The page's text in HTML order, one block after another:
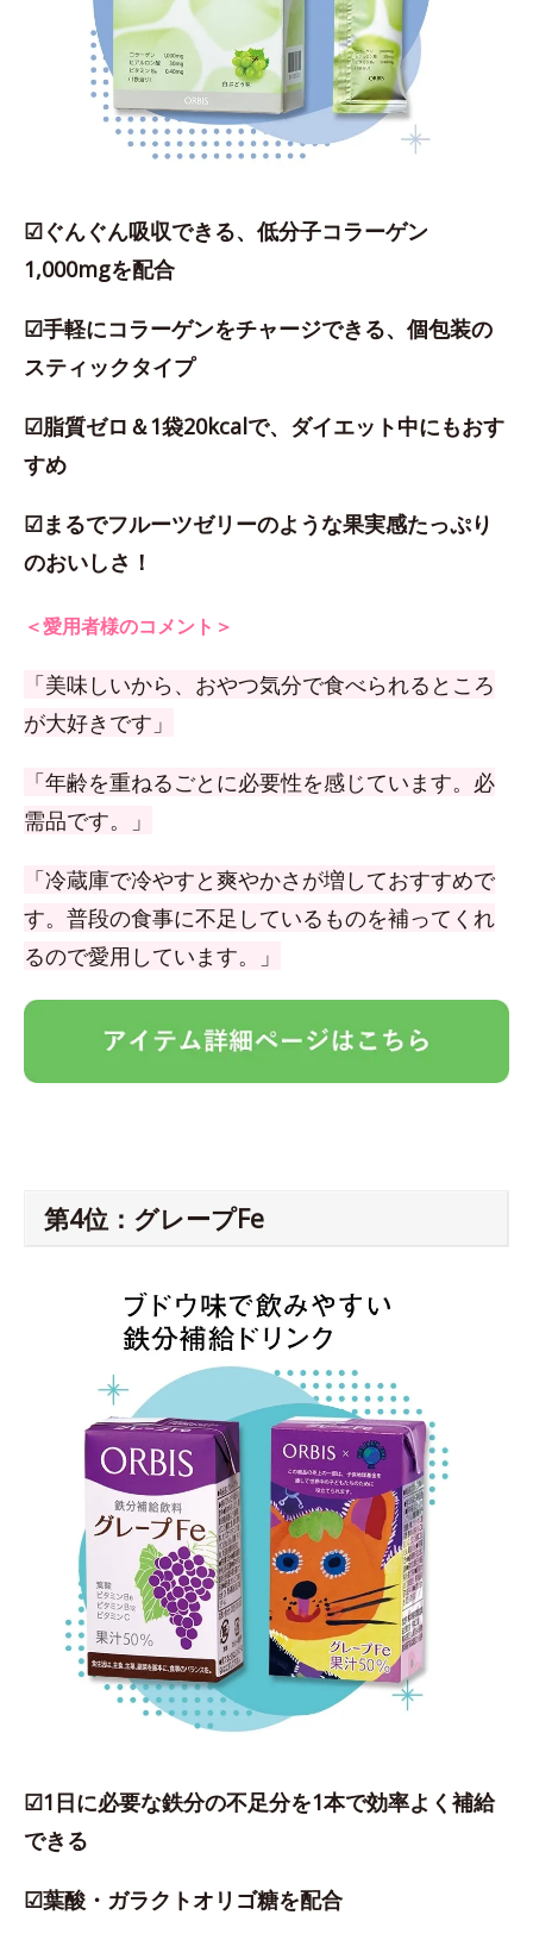
☑ぐんぐん吸収できる、低分子コラーゲン
1,000mgを配合
☑手軽にコラーゲンをチャージできる、個包装の
スティックタイプ
☑脂質ゼロ＆1袋20kcalで、ダイエット中にもおす
すめ
☑まるでフルーツゼリーのような果実感たっぷり
のおいしさ！
＜愛用者様のコメント＞
「美味しいから、おやつ気分で食べられるところ
が大好きです」
「年齢を重ねるごとに必要性を感じています。必
需品です。」
「冷蔵庫で冷やすと爽やかさが増しておすすめで
す。普段の食事に不足しているものを補ってくれ
るので愛用しています。」
第4位：グレープFe
☑1日に必要な鉄分の不足分を1本で効率よく補給
できる
☑葉酸・ガラクトオリゴ糖を配合